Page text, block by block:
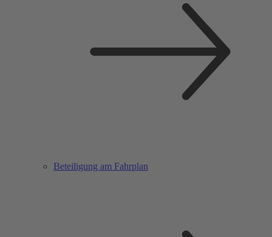
Beteiligung am Fahrplan